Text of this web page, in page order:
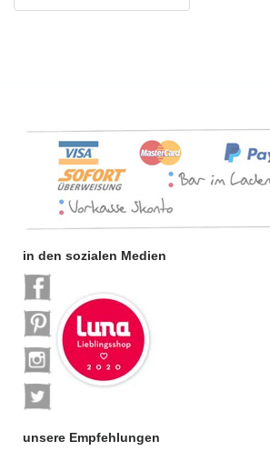
in den sozialen Medien
unsere Empfehlungen